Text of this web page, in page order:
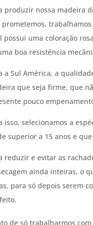
produzir nossa madeira
prometemos,
possui uma coloração
boa resistência
a Sul América, a
que seja firme, que
pouco
isso, selecionamos a
superior a 15 anos e
reduzir e evitar as
ainda inteiras, o
para só depois serem
de só trabalharmos